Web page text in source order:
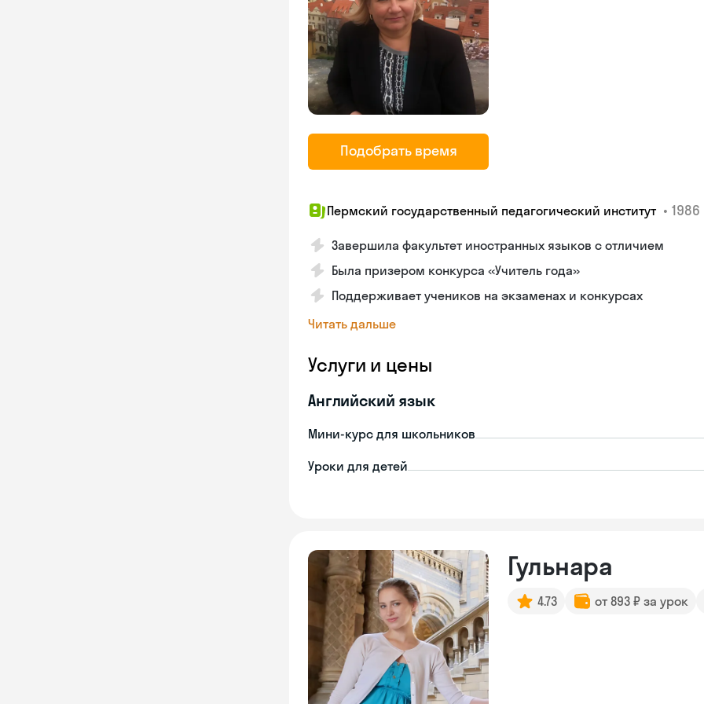
Подобрать время
Пермский государственный педагогический институт • 1986
Завершила факультет иностранных языков с отличием
Была призером конкурса «Учитель года»
Поддерживает учеников на экзаменах и конкурсах
Читать дальше
Услуги и цены
Английский язык
Мини-курс для школьников
Уроки для детей
Гульнара
4.73 от 893 ₽ за урок